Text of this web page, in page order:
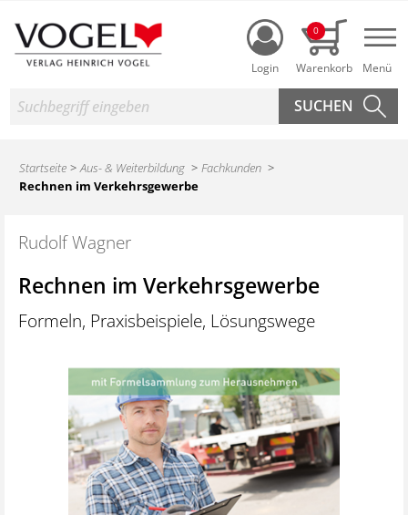
Login
0
Suche
Startseite Aus- & Weiterbildung
Fachkunden
Rechnen im Verkehrsgewerbe
Rudolf Wagner
Rechnen im Verkehrsgewerbe
Formeln, Praxisbeispiele, Lösungswege